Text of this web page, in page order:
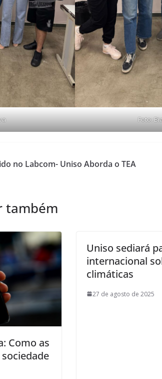
Foto:
no Labcom- Uniso Aborda o TEA
também
Como as
Uniso sediará
internacional
climáticas
27 de agosto de 2025